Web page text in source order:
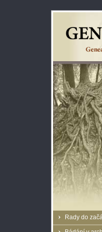
Rady do